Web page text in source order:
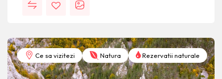
Ce sa vizitezi Natura Rezervatii naturale